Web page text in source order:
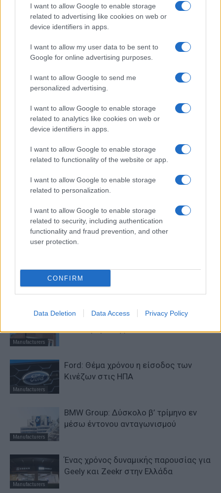
I want to allow Google to enable storage
related to advertising like cookies on web or
device identifiers in apps.
I want to allow my user data to be sent to
Google for online advertising purposes.
I want to allow Google to send me
personalized advertising.
I want to allow Google to enable storage
related to analytics like cookies on web or
device identifiers in apps.
I want to allow Google to enable storage
related to functionality of the website or app.
I want to allow Google to enable storage
related to personalization.
I want to allow Google to enable storage
related to security, including authentication
functionality and fraud prevention, and other
user protection.
CONFIRM
Data Deletion Data Access Privacy Policy
ΕΤΙΚΕΤΕΣ STELLANTIS Ευρώπη Κόσμος
Προηγούμενο άρθρο
Ford: Ευρωπαϊκό Πρόγραμμα
Έρευνας Αυτόνομων
Επόμενο άρθρο
Ταξινομήσεις επιβατικών και
ΠΕΡΙΣΣΟΤΕΡΑ ΑΠΟ ΤΟΝ ΔΗΜΙΟΥΡΓΟ
Σε κινεζική… πολιορκία η ευρωπαϊκή
αυτοκινητοβιομηχανία
Manufacturers
Η Chery επενδύει 75 εκατ. δολάρια
στην KG Mobility
Manufacturers
VW: Η δύσκολη εξίσωση της
αναδιάρθρωσης
Manufacturers
Ford: Θέμα χρόνου η είσοδος των
Κινέζων στις ΗΠΑ
Manufacturers
BMW Group: Δύσκολο β’ τρίμηνο εν
μέσω έντονου ανταγωνισμού
Manufacturers
Ένας χρόνος δυναμικής παρουσίας για
Geely και Zeekr στην Ελλάδα